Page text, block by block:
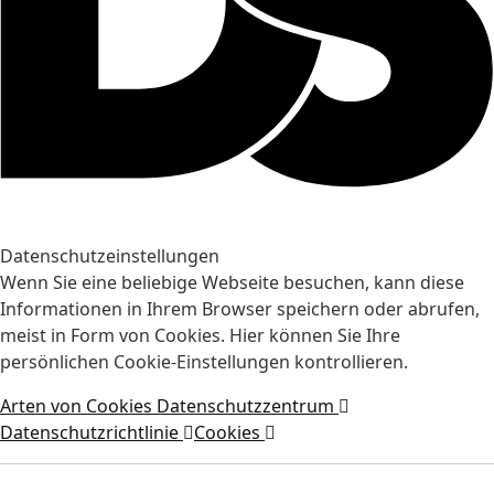
Datenschutzeinstellungen
Wenn Sie eine beliebige Webseite besuchen, kann diese
Informationen in Ihrem Browser speichern oder abrufen,
meist in Form von Cookies. Hier können Sie Ihre
persönlichen Cookie-Einstellungen kontrollieren.
Arten von Cookies Datenschutzzentrum
Datenschutzrichtlinie
Cookies